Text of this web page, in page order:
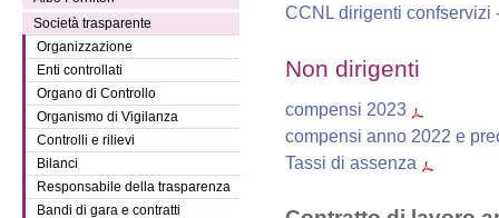
Società trasparente
Organizzazione
Enti controllati
Organo di Controllo
Organismo di Vigilanza
Controlli e rilievi
Bilanci
Responsabile della trasparenza
Bandi di gara e contratti
CCNL dirigenti confservizi
Non dirigenti
compensi 2023
compensi anno 2022 e
Tassi di assenza